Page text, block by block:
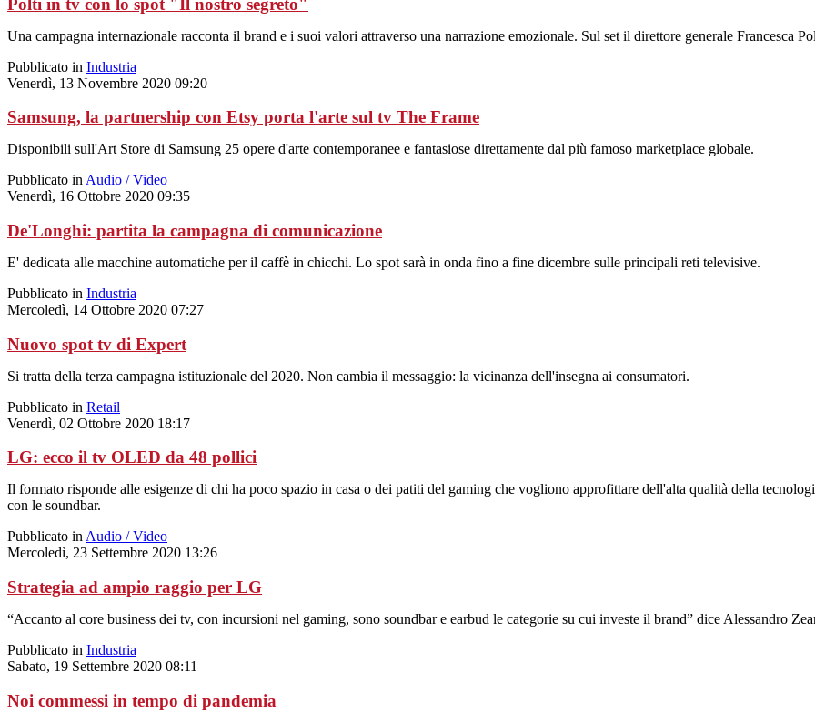
Una campagna internazionale racconta il brand e i suoi valori attraverso una narrazione emozionale. Sul set il direttore generale Francesca
Pubblicato in Industria
Venerdì, 13 Novembre 2020 09:20
Samsung, la partnership con Etsy porta l'arte sul tv The Frame
Disponibili sull'Art Store di Samsung 25 opere d'arte contemporanee e fantasiose direttamente dal più famoso marketplace globale.
Pubblicato in Audio / Video
Venerdì, 16 Ottobre 2020 09:35
De'Longhi: partita la campagna di comunicazione
E' dedicata alle macchine automatiche per il caffè in chicchi. Lo spot sarà in onda fino a fine dicembre sulle principali reti televisive.
Pubblicato in Industria
Mercoledì, 14 Ottobre 2020 07:27
Nuovo spot tv di Expert
Si tratta della terza campagna istituzionale del 2020. Non cambia il messaggio: la vicinanza dell'insegna ai consumatori.
Pubblicato in Retail
Venerdì, 02 Ottobre 2020 18:17
LG: ecco il tv OLED da 48 pollici
Il formato risponde alle esigenze di chi ha poco spazio in casa o dei patiti del gaming che vogliono approfittare dell'alta qualità della
con le soundbar.
Pubblicato in Audio / Video
Mercoledì, 23 Settembre 2020 13:26
Strategia ad ampio raggio per LG
“Accanto al core business dei tv, con incursioni nel gaming, sono soundbar e earbud le categorie su cui investe il brand” dice Alessandro
Pubblicato in Industria
Sabato, 19 Settembre 2020 08:11
Noi commessi in tempo di pandemia